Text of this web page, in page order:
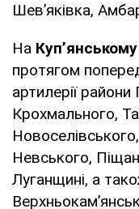
Шев’яківка,
На
протягом
артилерії райони
Крохмального,
Невського,
Луганщині, а